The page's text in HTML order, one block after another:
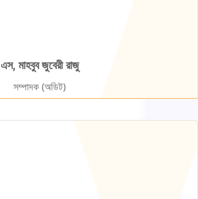
এস, মাহবুব জুবেরী রাজু
সম্পাদক (অডিট)